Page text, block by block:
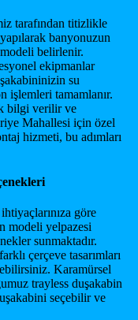
tarafından titizlikle
banyonuzun
belirlenir.
ekipmanlar
su
işlemleri tamamlanır.
bilgi verilir ve
Mahallesi için özel
hizmeti, bu adımları
göre
modeli yelpazesi
sunmaktadır.
çerçeve tasarımları
Karamürsel
trayless duşakabin
seçebilir ve